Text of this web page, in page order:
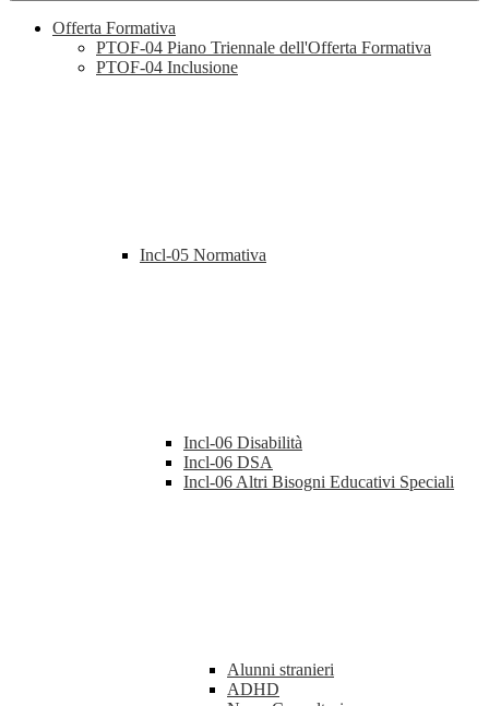
Offerta Formativa
PTOF-04 Piano Triennale dell'Offerta Formativa
PTOF-04 Inclusione
Incl-05 Normativa
Incl-06 Disabilità
Incl-06 DSA
Incl-06 Altri Bisogni Educativi Speciali
Alunni stranieri
ADHD